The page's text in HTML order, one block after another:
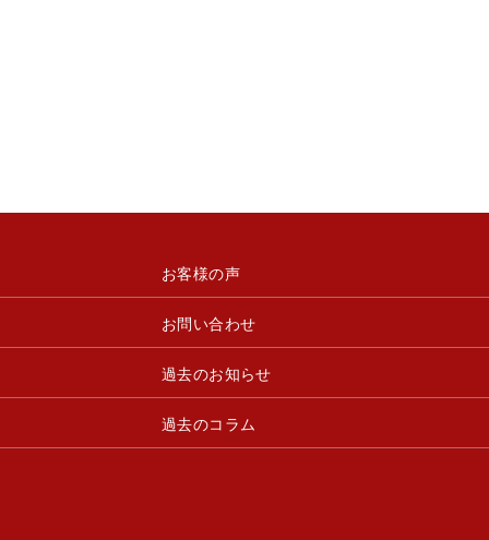
お客様の声
お問い合わせ
過去のお知らせ
過去のコラム